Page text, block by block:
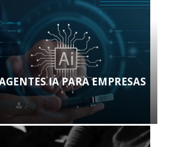
IA PARA EMPRESAS